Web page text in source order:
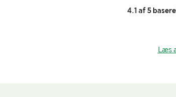
4.1 af 5
Læs